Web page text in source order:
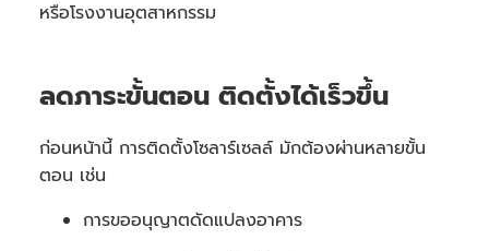
หรือโรงงานอุตสาหกรรม
ลดภาระขั้นตอน ติดตั้งได้เร็วขึ้น
ก่อนหน้านี้ การติดตั้งโซลาร์เซลล์ มักต้องผ่านหลายขั้น
ตอน เช่น
การขออนุญาตดัดแปลงอาคาร